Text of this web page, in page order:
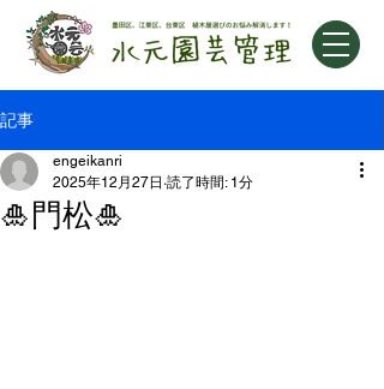
記事
🎍門松🎍
engeikanri
2025年12月27日 読了時間: 1分